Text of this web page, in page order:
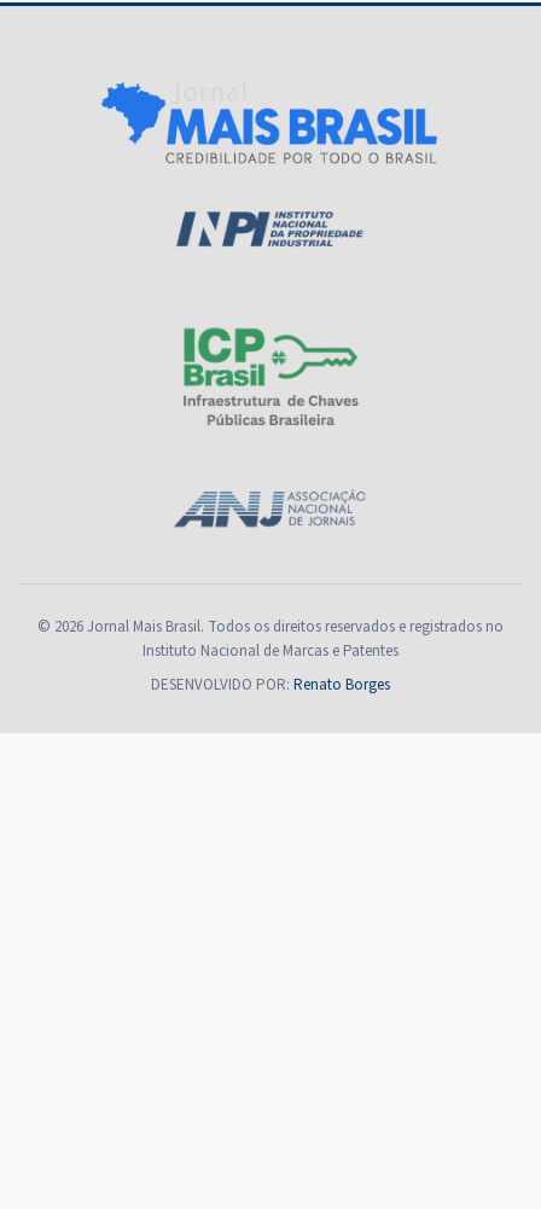
© 2026 Jornal Mais Brasil. Todos os direitos reservados e registrados no
Instituto Nacional de Marcas e Patentes
DESENVOLVIDO POR: Renato Borges